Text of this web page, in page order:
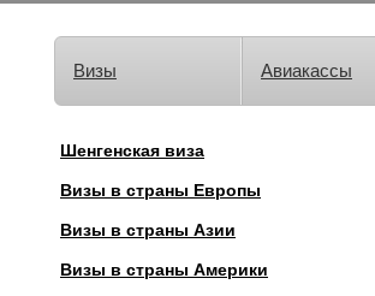
Визы Авиакассы
Шенгенская виза
Визы в страны Европы
Визы в страны Азии
Визы в страны Америки